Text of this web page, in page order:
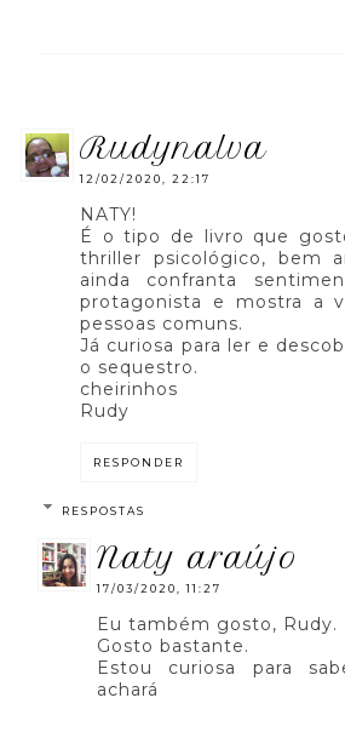
rudynalva
12/02/2020, 22:17
NATY!
É o tipo de livro que
thriller psicológico, bem
ainda confranta
protagonista e mostra a
pessoas comuns.
Já curiosa para ler e
o sequestro.
cheirinhos
Rudy
RESPONDER
RESPOSTAS
naty araújo
17/03/2020, 11:27
Eu também gosto, Rudy.
Gosto bastante.
Estou curiosa para
achará